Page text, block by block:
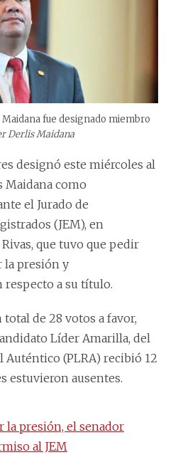
fue designado miembro
Derlis Maidana
designó este miércoles al
Maidana como
el Jurado de
(JEM), en
que tuvo que pedir
la presión y
a su título.
de 28 votos a favor,
Líder Amarilla, del
Auténtico (PLRA) recibió 12
estuvieron ausentes.
la presión, el senador
al JEM